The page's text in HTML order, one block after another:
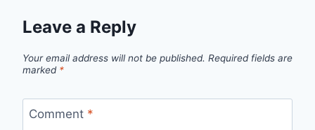
Leave a Reply
Your email address will not be published. Required fields are
marked *
Comment *